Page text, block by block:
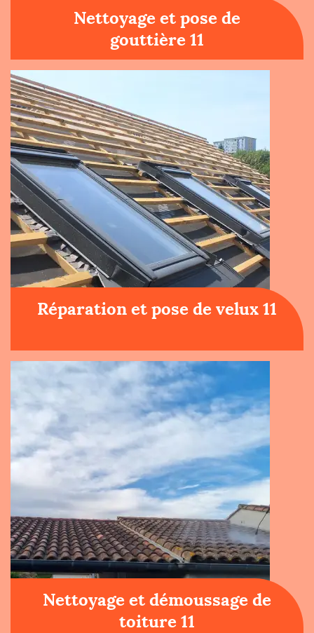
Nettoyage et pose de
gouttière 11
Réparation et pose de velux 11
Nettoyage et démoussage de
toiture 11